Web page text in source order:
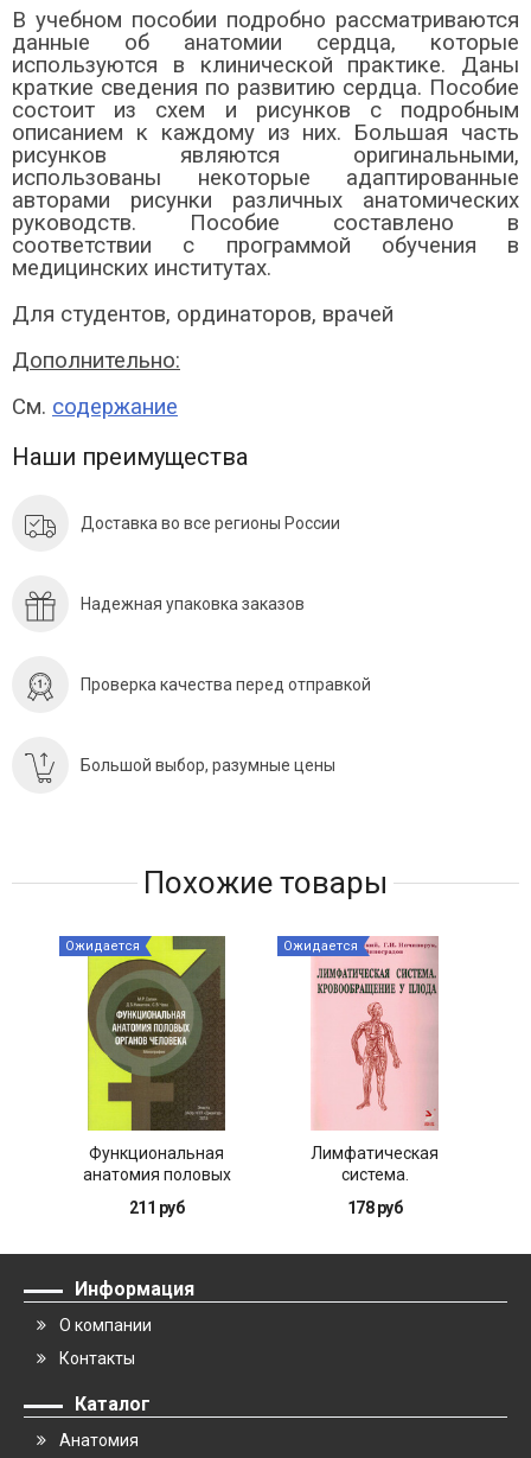
В учебном пособии подробно рассматриваются
данные об анатомии сердца, которые
используются в клинической практике. Даны
краткие сведения по развитию сердца. Пособие
состоит из схем и рисунков с подробным
описанием к каждому из них. Большая часть
рисунков являются оригинальными,
использованы некоторые адаптированные
авторами рисунки различных анатомических
руководств. Пособие составлено в
соответствии с программой обучения в
медицинских институтах.
Для студентов, ординаторов, врачей
Дополнительно:
См. содержание
Наши преимущества
Доставка во все регионы России
Надежная упаковка заказов
Проверка качества перед отправкой
Большой выбор, разумные цены
Похожие товары
Ожидается
Функциональная
анатомия половых
органов человека
211 руб
Ожидается
Лимфатическая
система.
Кровообращение у
плода
178 руб
Информация
О компании
Контакты
Каталог
Анатомия